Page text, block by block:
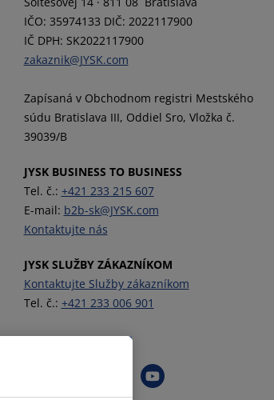
IČO: 35974133 DIČ: 2022117900
IČ DPH: SK2022117900
zakaznik@JYSK.com
Zapísaná v Obchodnom registri Mestského
súdu Bratislava III, Oddiel Sro, Vložka č.
39039/B
JYSK BUSINESS TO BUSINESS
Tel. č.: +421 233 215 607
E-mail: b2b-sk@JYSK.com
Kontaktujte nás
JYSK SLUŽBY ZÁKAZNÍKOM
Kontaktujte Služby zákazníkom
Tel. č.: +421 233 006 901